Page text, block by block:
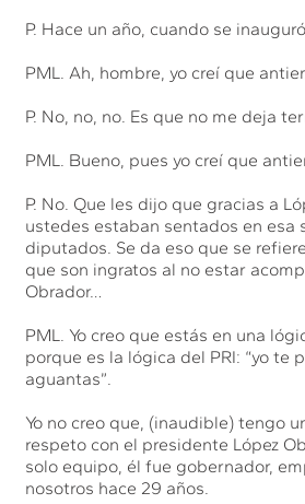
P. Hace un año, cuando se
PML. Ah, hombre, yo creí que
P. No, no, no. Es que no me deja
PML. Bueno, pues yo creí que
P. No. Que les dijo que gracias a
ustedes estaban sentados en esa
diputados. Se da eso que se
que son ingratos al no estar
Obrador…
PML. Yo creo que estás en una
porque es la lógica del PRI: “yo te
aguantas”.
Yo no creo que, (inaudible) tengo
respeto con el presidente López
solo equipo, él fue gobernador,
nosotros hace 29 años.